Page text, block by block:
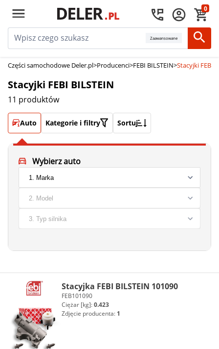
0
Zaawansowane
Części samochodowe Deler.pl>Producenci>FEBI BILSTEIN>Stacyjki FEBI
Stacyjki FEBI BILSTEIN
11 produktów
Auto Kategorie i filtry Sortuj
Wybierz auto
Stacyjka FEBI BILSTEIN 101090
FEB101090
Ciężar [kg]:0.423
Zdjęcie producenta: 1